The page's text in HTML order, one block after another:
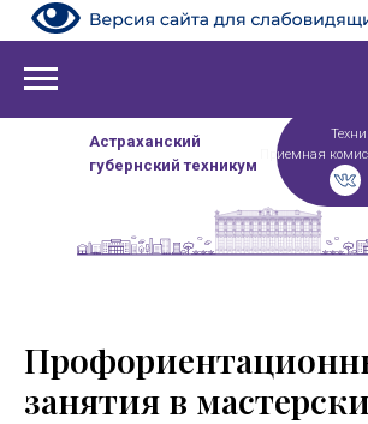
Астраханский
губернский техникум
Приемная
занятия в